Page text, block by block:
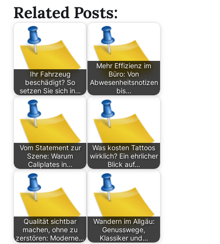
Related Posts:
Ihr Fahrzeug
beschädigt? So
setzen Sie sich in…
Mehr Effizienz im
Büro: Von
Abwesenheitsnotizen
bis…
Vom Statement zur
Szene: Warum
Caliplates in…
Was kosten Tattoos
wirklich? Ein ehrlicher
Blick auf…
Qualität sichtbar
machen, ohne zu
zerstören: Moderne…
Wandern im Allgäu:
Genusswege,
Klassiker und…